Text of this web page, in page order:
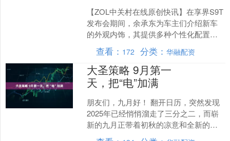
【ZOL中关村在线原创快讯】在享界S9T
发布会期间，余承东为车主们介绍新车
的外观内饰，其提供多种个性化配置选
择，包括标志性的星河大灯、星云尾灯
和华为智慧投影大灯....
查看： 172 分类：华融配资
大圣策略 9月第一
天，把“电”加满
朋友们，九月好！ 翻开日历，突然发现
2025年已经悄悄溜走了三分之二，而崭
新的九月正带着初秋的凉意和全新的希
望，扑面而来。 在这个月初，我们有个